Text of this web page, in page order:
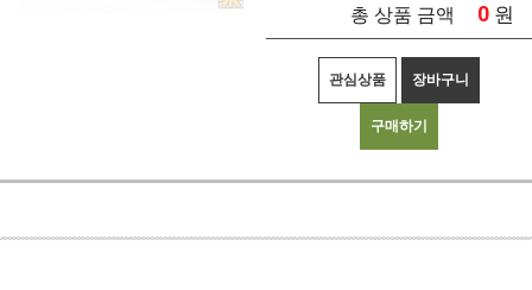
총 상품 금액 0 원
관심상품 장바구니
구매하기